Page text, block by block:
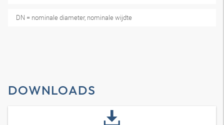
DN = nominale diameter, nominale wijdte
DOWNLOADS